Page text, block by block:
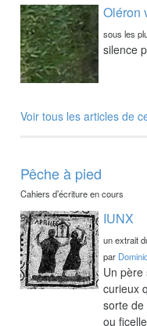
Oléron
sous les
silence
Voir tous les articles de
Pêche à pied
Cahiers d’écriture en cours
IUNX
un extrait
par
Un père
curieux
sorte
ou